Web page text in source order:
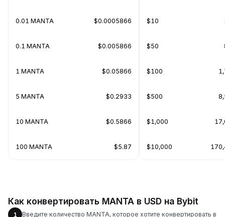
0.01 MANTA $0.0005866
0.1 MANTA $0.005866
1 MANTA $0.05866
5 MANTA $0.2933
10 MANTA $0.5866
100 MANTA $5.87
$10
$50
$100
$500
$1,000
$10,000
Как конвертировать MANTA в USD на Bybit
1 Введите количество MANTA, которое хотите конвертировать в